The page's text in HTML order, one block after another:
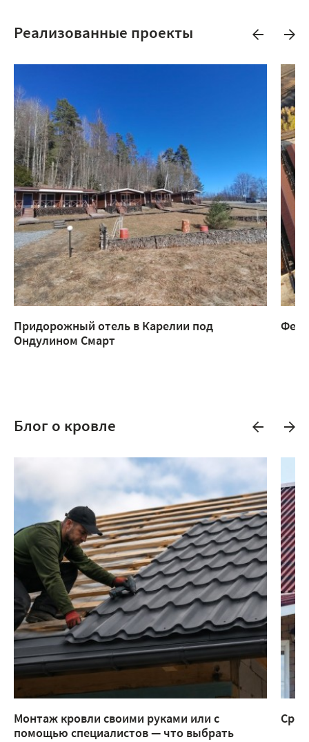
Реализованные проекты
Придорожный отель в Карелии под
Ондулином Смарт
Блог о кровле
Монтаж кровли своими руками или с
помощью специалистов — что выбрать